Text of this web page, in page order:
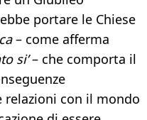
portare le Chiese
– come afferma
si’– che comporta il
relazioni con il mondo